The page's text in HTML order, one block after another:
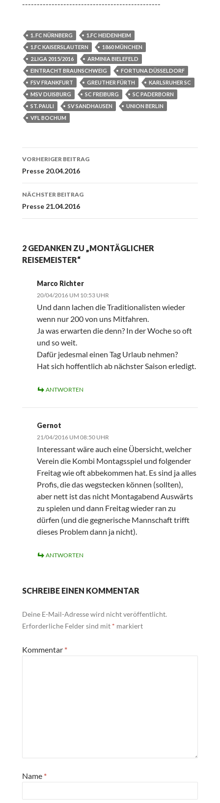
-----------------------------------------------
1. FC NÜRNBERG
1.FC HEIDENHEIM
1.FC KAISERSLAUTERN
1860 MÜNCHEN
2.LIGA 2015/2016
ARMINIA BIELEFELD
EINTRACHT BRAUNSCHWEIG
FORTUNA DÜSSELDORF
FSV FRANKFURT
GREUTHER FÜRTH
KARLSRUHER SC
MSV DUISBURG
SC FREIBURG
SC PADERBORN
ST. PAULI
SV SANDHAUSEN
UNION BERLIN
VFL BOCHUM
Beitrags-
Navigation
VORHERIGER BEITRAG
Presse 20.04.2016
NÄCHSTER BEITRAG
Presse 21.04.2016
2 GEDANKEN ZU „MONTÄGLICHER
REISEMEISTER“
Marco Richter
20/04/2016 UM 10:53 UHR
Und dann lachen die Traditionalisten wieder
wenn nur 200 von uns Mitfahren.
Ja was erwarten die denn? In der Woche so oft
und so weit.
Dafür jedesmal einen Tag Urlaub nehmen?
Hat sich hoffentlich ab nächster Saison erledigt.
ANTWORTEN
Gernot
21/04/2016 UM 08:50 UHR
Interessant wäre auch eine Übersicht, welcher
Verein die Kombi Montagsspiel und folgender
Freitag wie oft abbekommen hat. Es sind ja alles
Profis, die das wegstecken können (sollten),
aber nett ist das nicht Montagabend Auswärts
zu spielen und dann Freitag wieder ran zu
dürfen (und die gegnerische Mannschaft trifft
dieses Problem dann ja nicht).
ANTWORTEN
SCHREIBE EINEN KOMMENTAR
Deine E-Mail-Adresse wird nicht veröffentlicht.
Erforderliche Felder sind mit * markiert
Kommentar *
Name *